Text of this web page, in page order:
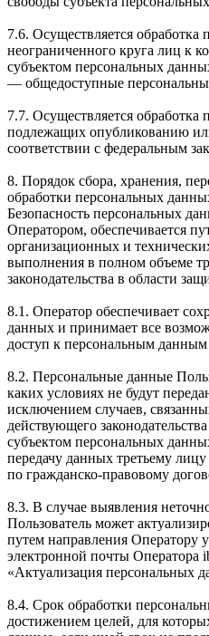
7.6. Осуществляется
неограниченного круга лиц к
субъектом персональных
— общедоступные
7.7. Осуществляется
подлежащих опубликованию
соответствии с федеральным
8. Порядок сбора, хранения,
обработки персональных
Безопасность персональных
Оператором, обеспечивается
организационных и
выполнения в полном объеме
законодательства в области
8.1. Оператор обеспечивает
данных и принимает все
доступ к персональным
8.2. Персональные данные
каких условиях не будут
исключением случаев,
действующего
субъектом персональных
передачу данных третьему
по гражданско-правовому
8.3. В случае выявления
Пользователь может
путем направления Оператору
электронной почты Оператора
«Актуализация персональных
8.4. Срок обработки
достижением целей, для